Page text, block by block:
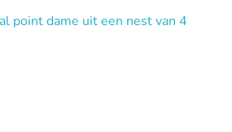
point dame uit een nest van 4